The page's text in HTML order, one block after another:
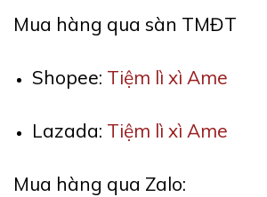
Mua hàng qua sàn TMĐT
Shopee: Tiệm lì xì Ame
Lazada: Tiệm lì xì Ame
Mua hàng qua Zalo: